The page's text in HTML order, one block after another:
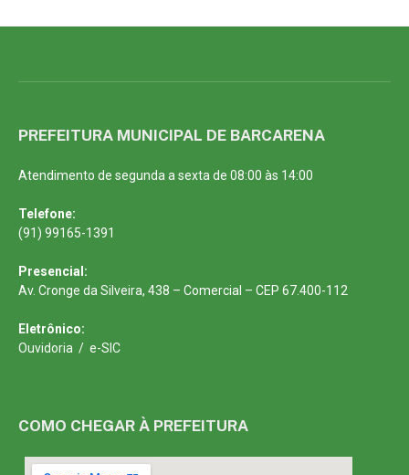
PREFEITURA MUNICIPAL DE BARCARENA
Atendimento de segunda a sexta de 08:00 às 14:00
Telefone:
(91) 99165-1391
Presencial:
Av. Cronge da Silveira, 438 – Comercial – CEP 67.400-112
Eletrônico:
Ouvidoria / e-SIC
COMO CHEGAR À PREFEITURA